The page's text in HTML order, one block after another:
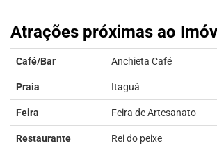
Atrações próximas ao
Café/Bar Anchieta Café
Praia Itaguá
Feira Feira de Artesanato
Restaurante Rei do peixe